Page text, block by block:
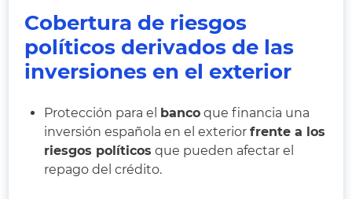
Cobertura de riesgos
políticos derivados de las
inversiones en el exterior
Protección para el banco que financia una
inversión española en el exterior frente a los
riesgos políticos que pueden afectar el
repago del crédito.